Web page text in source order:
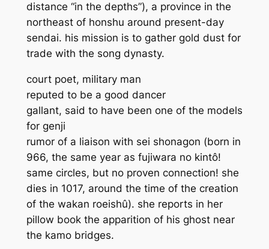
distance “in the depths”), a province in the
northeast of honshu around present-day
sendai. his mission is to gather gold dust for
trade with the song dynasty.
court poet, military man
reputed to be a good dancer
gallant, said to have been one of the models
for genji
rumor of a liaison with sei shonagon (born in
966, the same year as fujiwara no kintô!
same circles, but no proven connection! she
dies in 1017, around the time of the creation
of the wakan roeishû). she reports in her
pillow book the apparition of his ghost near
the kamo bridges.